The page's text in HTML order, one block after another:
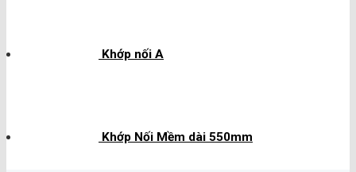
Khớp nối A
Khớp Nối Mềm dài 550mm